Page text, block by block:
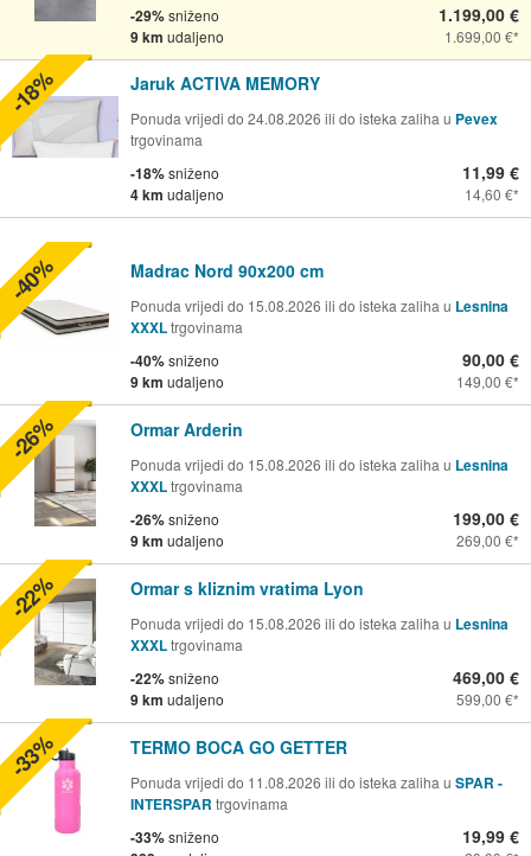
-29%sniženo
9 km udaljeno
1.199,00 €
1.699,00 €
Jaruk ACTIVA MEMORY
Ponuda vrijedi do 24.08.2026 ili do isteka zaliha u Pevex
trgovinama
-18%sniženo
4 km udaljeno
11,99 €
14,60 €
-18%
Madrac Nord 90x200 cm
Ponuda vrijedi do 15.08.2026 ili do isteka zaliha u Lesnina
XXXLtrgovinama
-40%sniženo
9 km udaljeno
90,00 €
149,00 €
-40%
Ormar Arderin
Ponuda vrijedi do 15.08.2026 ili do isteka zaliha u Lesnina
XXXLtrgovinama
-26%sniženo
9 km udaljeno
199,00 €
269,00 €
-26%
Ormar s kliznim vratima Lyon
Ponuda vrijedi do 15.08.2026 ili do isteka zaliha u Lesnina
XXXLtrgovinama
-22%sniženo
9 km udaljeno
469,00 €
599,00 €
-22%
TERMO BOCA GO GETTER
Ponuda vrijedi do 11.08.2026 ili do isteka zaliha u SPAR -
INTERSPAR trgovinama
-33%sniženo 19,99 €
-33%